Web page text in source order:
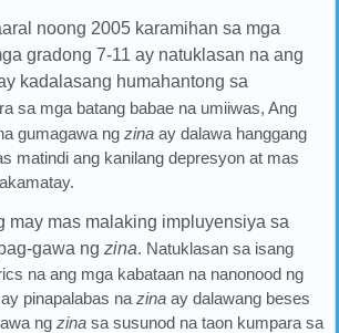
noong 2005 karamihan sa mga
gradong 7-11 ay natuklasan na ang
kadalasang humahantong sa
sa mga batang babae na umiiwas, Ang
gumagawa ng zina ay dalawa hanggang
matindi ang kanilang depresyon at mas
may mas malaking impluyensiya sa
gawa ng zina. Natuklasan sa isang
na ang mga kabataan na nanonood ng
pinapalabas na zina ay dalawang beses
ng zina sa susunod na taon kumpara sa